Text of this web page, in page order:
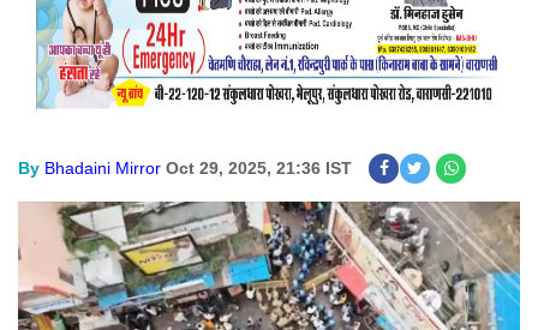
By Bhadaini Mirror Oct 29, 2025, 21:36 IST